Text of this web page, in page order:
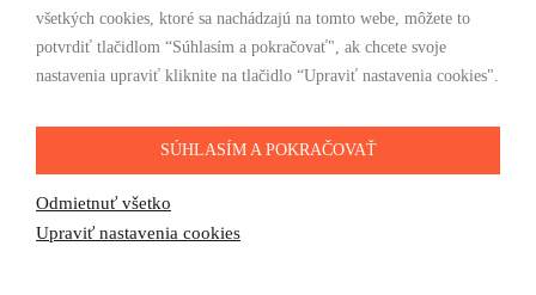
Doprava zdarma už od 49 €
SLEDUJTE NÁS
všetkých cookies, ktoré sa nachádzajú na tomto webe, môžete to
potvrdiť tlačidlom “Súhlasím a pokračovať", ak chcete svoje
nastavenia upraviť kliknite na tlačidlo “Upraviť nastavenia cookies".
SÚHLASÍM A POKRAČOVAŤ
Odmietnuť všetko
Upraviť nastavenia cookies